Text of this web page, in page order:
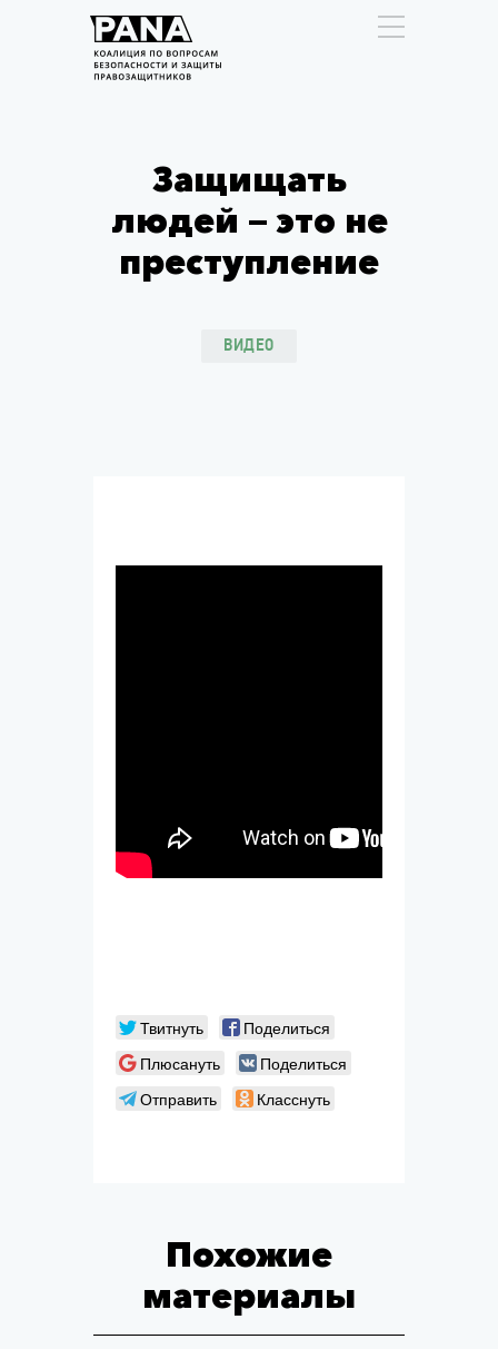
Защищать
людей — это не
преступление
ВИДЕО
Твитнуть
Поделиться
Плюсануть
Поделиться
Отправить
Класснуть
Похожие
материалы